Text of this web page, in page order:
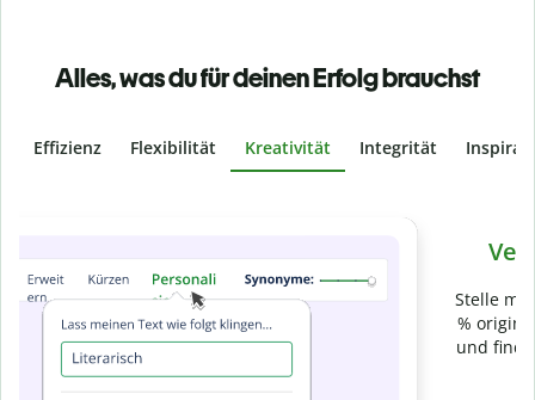
Alles, was du für deinen Erfolg brauchst
Effizienz Flexibilität Kreativität Integrität
Stelle mit der Plagiatsprüfung sicher, dass dein Text zu 100
% original ist. Analysiere deine Arbeit in Sekundenschnelle
und finde fehlende Quellenangaben in über 100 Sprachen.